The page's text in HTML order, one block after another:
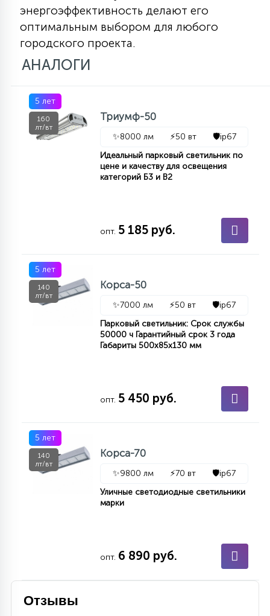
энергоэффективность делают его
оптимальным выбором для любого
городского проекта.
АНАЛОГИ
5 лет
160
лт/вт
Триумф-50
✨8000 лм ⚡50 вт 🛡️ip67
Идеальный парковый светильник по
цене и качеству для освещения
категорий Б3 и В2
опт. 5 185 руб.
5 лет
140
лт/вт
Корса-50
✨7000 лм ⚡50 вт 🛡️ip67
Парковый светильник: Срок службы
50000 ч Гарантийный срок 3 года
Габариты 500х85х130 мм
опт. 5 450 руб.
5 лет
140
лт/вт
Корса-70
✨9800 лм ⚡70 вт 🛡️ip67
Уличные светодиодные светильники
марки
опт. 6 890 руб.
Отзывы